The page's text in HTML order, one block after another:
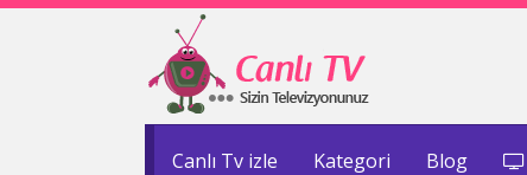
Canlı Tv izle Kategori Blog